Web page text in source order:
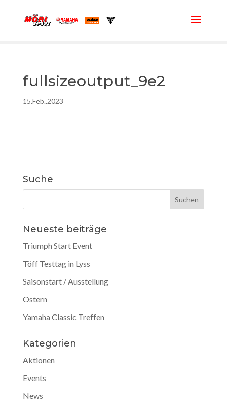
fullsizeoutput_9e2
15.Feb..2023
Suche
Neueste beiträge
Triumph Start Event
Töff Testtag in Lyss
Saisonstart / Ausstellung
Ostern
Yamaha Classic Treffen
Kategorien
Aktionen
Events
News